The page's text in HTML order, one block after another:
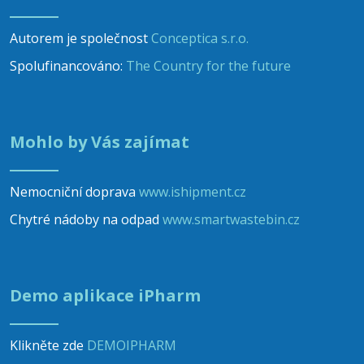
Autorem je společnostConceptica s.r.o.
Spolufinancováno: The Country for the future
Mohlo by Vás zajímat
Nemocniční doprava www.ishipment.cz
Chytré nádoby na odpad www.smartwastebin.cz
Demo aplikace iPharm
Klikněte zde DEMOIPHARM